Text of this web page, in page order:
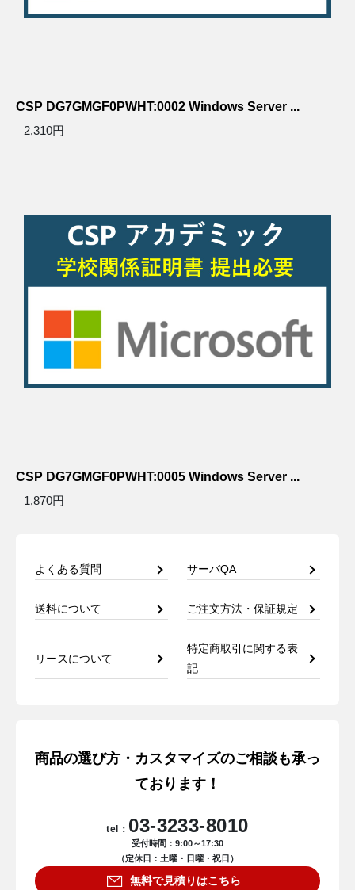
CSP DG7GMGF0PWHT:0002 Windows Server ...
2,310円
CSP DG7GMGF0PWHT:0005 Windows Server ...
1,870円
よくある質問 サーバQA
送料について ご注文方法・保証規定
リースについて
特定商取引に関する表
記
商品の選び方・カスタマイズのご相談も承っ
ております！
tel： 03-3233-8010
受付時間：9:00～17:30
（定休日：土曜・日曜・祝日）
無料で見積りはこちら